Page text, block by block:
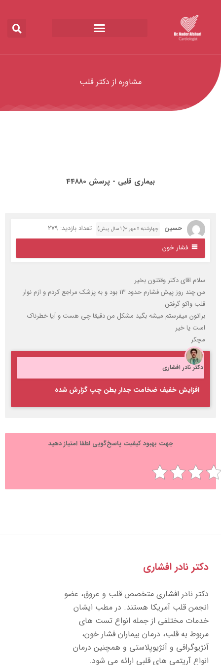
مشاوره از دکتر قلب
بیماری قلبی - پرسش 44880
حسین چهارشنبه ۱۱ مهر ۳( 1 سال پیش)
تعداد بازدید: 279
فشار خون
اقای دکتر وقتتون بخیر
من چند روز پیش فشارم حدود 13 بود و به پزشک مراجع کردم و ازم نوار
واکو گرفتن
میفرستم میشه بگید مشکل من دقیقا چی هست و آیا خطرناک
یا خیر
دکتر نادر افشاری
افزایش خفیف ضخامت جدار بطن چپ گزارش شده
جهت بهبود کیفیت پاسخ‌گویی لطفا امتیاز دهید
نادر افشاری
نادر افشاری متخصص قلب و عروق، عضو
قلب آمریکا هستند. در مطب ایشان
مختلفی از جمله انواع تست های
به قلب، درمان بیماران فشار خون،
و آنژیوپلاستی و همچنین درمان
آریتمی های قلبی ارائه می شود.